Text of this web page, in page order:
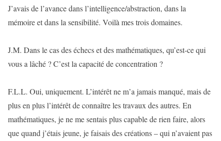
J’avais de l’avance dans l’intelligence/abstraction, dans la
mémoire et dans la sensibilité. Voilà mes trois domaines.
J.M. Dans le cas des échecs et des mathématiques, qu’est-ce qui
vous a lâché ? C’est la capacité de concentration ?
F.L.L. Oui, uniquement. L’intérêt ne m’a jamais manqué, mais de
plus en plus l’intérêt de connaître les travaux des autres. En
mathématiques, je ne me sentais plus capable de rien faire, alors
que quand j’étais jeune, je faisais des créations – qui n’avaient pas